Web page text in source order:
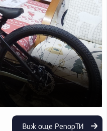
Виж още РепорТИ